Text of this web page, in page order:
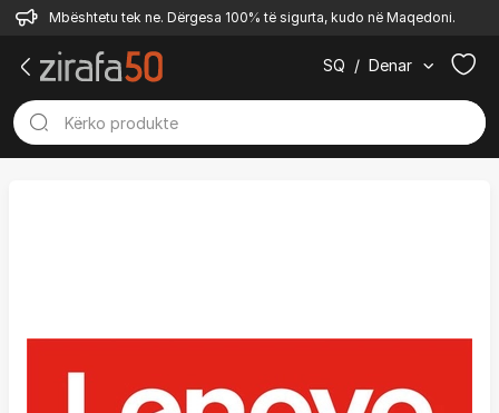
Mbështetu tek ne. Dërgesa 100% të sigurta, kudo në Maqedoni.
SQ / Denar